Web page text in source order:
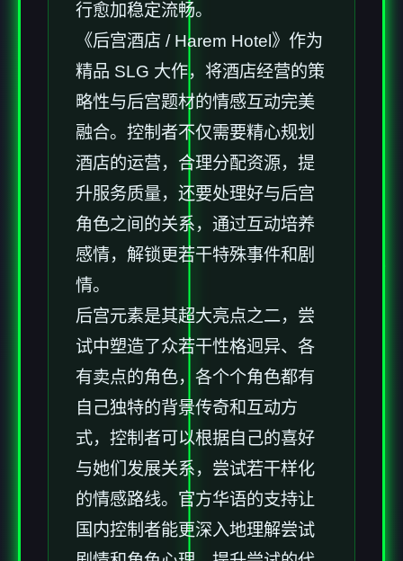
行愈加稳定流畅。
《后宫酒店 / Harem Hotel》作为
精品 SLG 大作，将酒店经营的策
略性与后宫题材的情感互动完美
融合。控制者不仅需要精心规划
酒店的运营，合理分配资源，提
升服务质量，还要处理好与后宫
角色之间的关系，通过互动培养
感情，解锁更若干特殊事件和剧
情。
后宫元素是其超大亮点之二，尝
试中塑造了众若干性格迥异、各
有卖点的角色，各个个角色都有
自己独特的背景传奇和互动方
式，控制者可以根据自己的喜好
与她们发展关系，尝试若干样化
的情感路线。官方华语的支持让
国内控制者能更深入地理解尝试